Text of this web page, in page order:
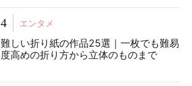
4 エンタメ
難しい折り紙の作品25選｜一枚でも難易
度高めの折り方から立体のものまで